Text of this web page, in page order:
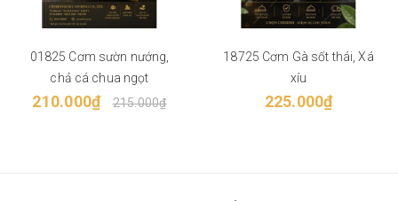
01825 Cơm sườn nướng,
chả cá chua ngọt
210.000₫ 215.000₫
18725 Cơm Gà sốt thái, Xá
xíu
225.000₫